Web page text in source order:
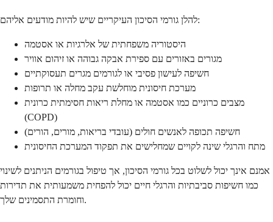
להלן גורמי הסיכון העיקריים שיש להיות מודעים אליהם:
היסטוריה משפחתית של אלרגיות או אסטמה
מגורים באזורים עם ספירת אבקה גבוהה או זיהום אוויר
חשיפה לעישון פסיבי או לגורמים מגרים תעסוקתיים
מערכת חיסונית מוחלשת עקב מחלה או תרופות
מצבים כרוניים כמו אסטמה או מחלת ריאות חסימתית כרונית
(COPD)
חשיפה תכופה לאנשים חולים (עובדי בריאות, מורים, הורים)
מתח והרגלי שינה לקויים שמחלישים את תפקוד המערכת החיסונית
אמנם אינך יכול לשלוט בכל גורמי הסיכון, אך טיפול בגורמים הניתנים לשינוי
כמו חשיפות סביבתיות והרגלי חיים יכול להפחית משמעותית את תדירות
וחומרת התסמינים שלך.